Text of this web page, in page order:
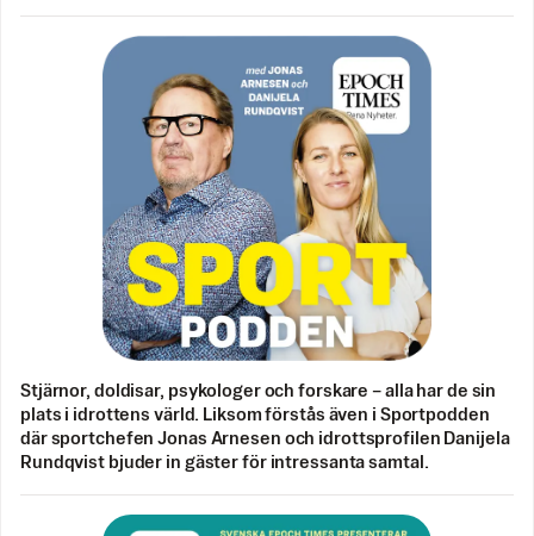
Stjärnor, doldisar, psykologer och forskare – alla har de sin
plats i idrottens värld. Liksom förstås även i Sportpodden
där sportchefen Jonas Arnesen och idrottsprofilen Danijela
Rundqvist bjuder in gäster för intressanta samtal.